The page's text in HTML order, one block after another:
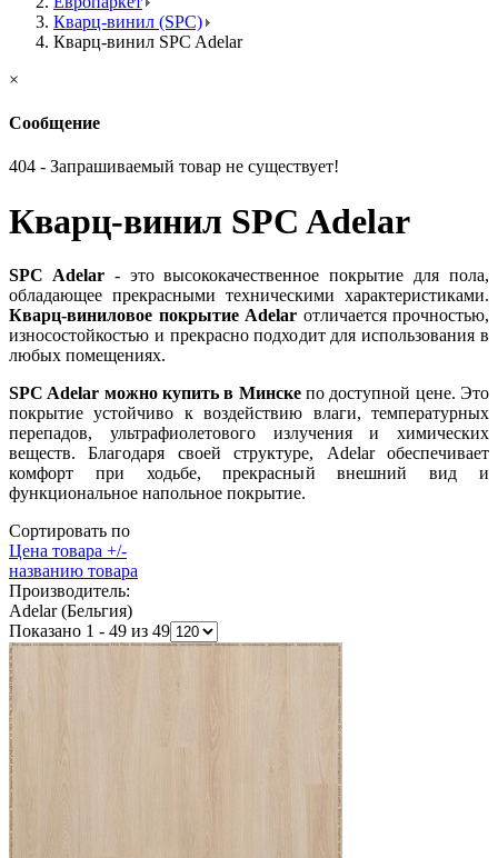
Кварц-винил (SPC)
Кварц-винил SPC Adelar
×
Сообщение
404 - Запрашиваемый товар не существует!
Кварц-винил SPC Adelar
SPC Adelar- это высококачественное покрытие для пола,
обладающее прекрасными техническими характеристиками.
Кварц-виниловое покрытие Adelar отличается прочностью,
износостойкостью и прекрасно подходит для использования в
любых помещениях.
SPC Adelar можно купить в Минскепо доступной цене. Это
покрытие устойчиво к воздействию влаги, температурных
перепадов, ультрафиолетового излучения и химических
веществ. Благодаря своей структуре, Adelar обеспечивает
комфорт при ходьбе, прекрасный внешний вид и
функциональное напольное покрытие.
Сортировать по
Цена товара +/-
названию товара
Производитель:
Adelar (Бельгия)
Показано 1 - 49 из 49